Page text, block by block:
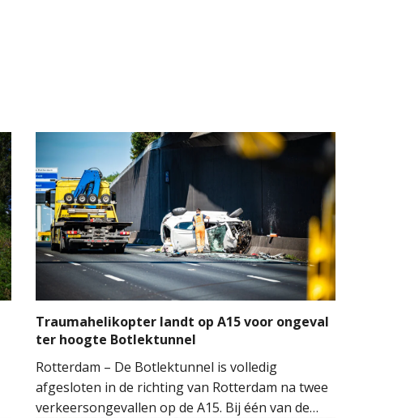
Traumahelikopter landt op A15 voor ongeval
ter hoogte Botlektunnel
Rotterdam – De Botlektunnel is volledig
afgesloten in de richting van Rotterdam na twee
verkeersongevallen op de A15. Bij één van de